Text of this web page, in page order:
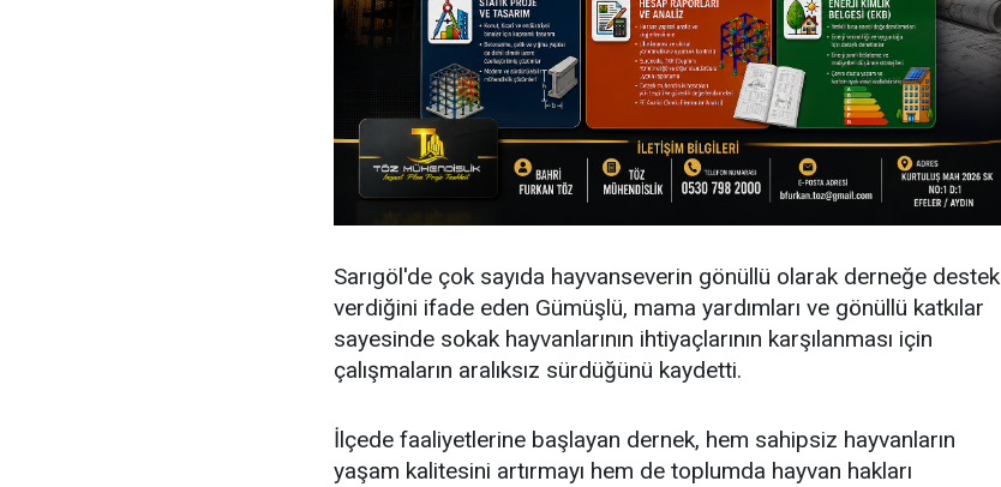
Sarıgöl'de çok sayıda hayvanseverin gönüllü olarak derneğe destek
verdiğini ifade eden Gümüşlü, mama yardımları ve gönüllü katkılar
sayesinde sokak hayvanlarının ihtiyaçlarının karşılanması için
çalışmaların aralıksız sürdüğünü kaydetti.
İlçede faaliyetlerine başlayan dernek, hem sahipsiz hayvanların
yaşam kalitesini artırmayı hem de toplumda hayvan hakları